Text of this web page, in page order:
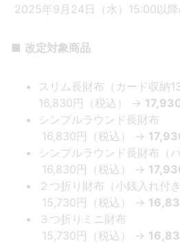
2025年9月24日（水）15:00以降
■ 改定対象商品
スリム長財布（カード収納13
16,830円（税込） →
シンプルラウンド長財布
16,830円（税込） →
シンプルラウンド長財布（
16,830円（税込） →
２つ折り財布（小銭入れ付き
15,730円（税込） →
３つ折りミニ財布
15,730円（税込） →